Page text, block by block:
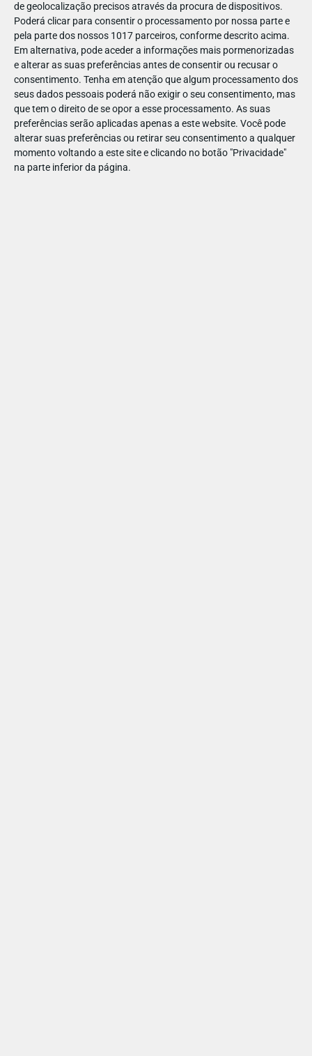
de geolocalização precisos através da procura de dispositivos.
Poderá clicar para consentir o processamento por nossa parte e
pela parte dos nossos 1017 parceiros, conforme descrito acima.
Em alternativa, pode aceder a informações mais pormenorizadas
e alterar as suas preferências antes de consentir ou recusar o
consentimento. Tenha em atenção que algum processamento dos
seus dados pessoais poderá não exigir o seu consentimento, mas
que tem o direito de se opor a esse processamento. As suas
preferências serão aplicadas apenas a este website. Você pode
alterar suas preferências ou retirar seu consentimento a qualquer
momento voltando a este site e clicando no botão "Privacidade"
na parte inferior da página.
3€ € - 5€ €
0
Calçada da Galeria, nº12, 8800-306- Tavira